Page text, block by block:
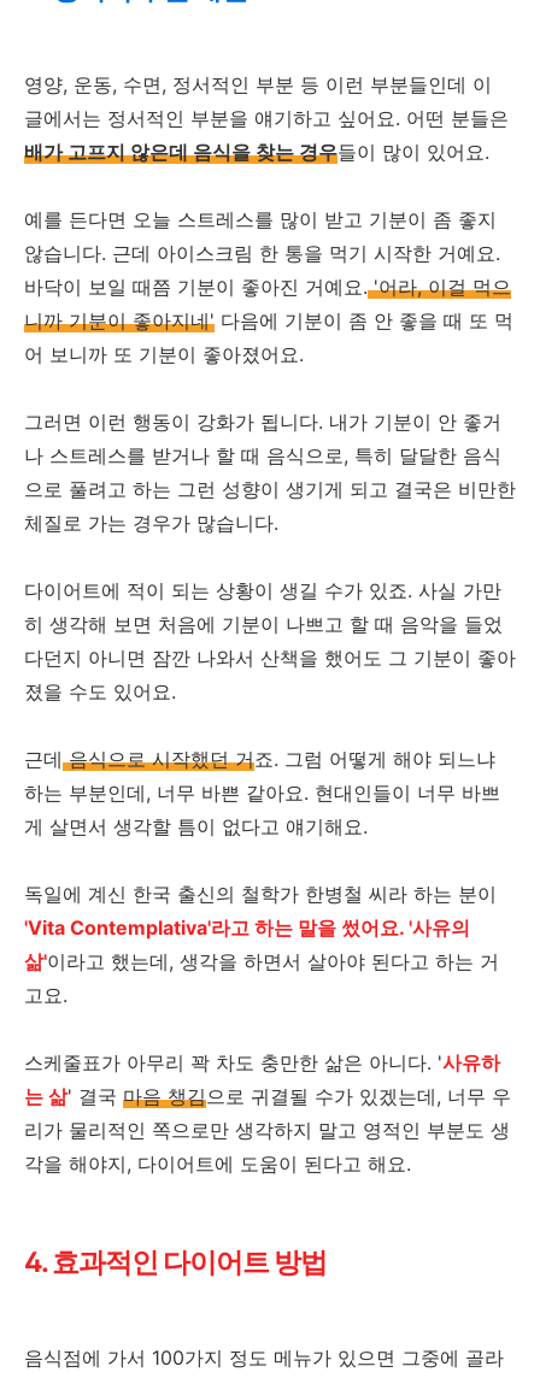
영양, 운동, 수면, 정서적인 부분 등 이런 부분들인데 이
글에서는 정서적인 부분을 얘기하고 싶어요. 어떤 분들은
배가 고프지 않은데 음식을 찾는 경우들이 많이 있어요.
예를 든다면 오늘 스트레스를 많이 받고 기분이 좀 좋지
않습니다. 근데 아이스크림 한 통을 먹기 시작한 거예요.
바닥이 보일 때쯤 기분이 좋아진 거예요.'어라, 이걸 먹으
니까 기분이 좋아지네' 다음에 기분이 좀 안 좋을 때 또 먹
어 보니까 또 기분이 좋아졌어요.
그러면 이런 행동이 강화가 됩니다. 내가 기분이 안 좋거
나 스트레스를 받거나 할 때 음식으로, 특히 달달한 음식
으로 풀려고 하는 그런 성향이 생기게 되고 결국은 비만한
체질로 가는 경우가 많습니다.
다이어트에 적이 되는 상황이 생길 수가 있죠. 사실 가만
히 생각해 보면 처음에 기분이 나쁘고 할 때 음악을 들었
다던지 아니면 잠깐 나와서 산책을 했어도 그 기분이 좋아
졌을 수도 있어요.
근데음식으로 시작했던 거죠. 그럼 어떻게 해야 되느냐
하는 부분인데, 너무 바쁜 같아요. 현대인들이 너무 바쁘
게 살면서 생각할 틈이 없다고 얘기해요.
독일에 계신 한국 출신의 철학가 한병철 씨라 하는 분이
'Vita Contemplativa'라고 하는 말을 썼어요. '사유의
삶'이라고 했는데, 생각을 하면서 살아야 된다고 하는 거
고요.
스케줄표가 아무리 꽉 차도 충만한 삶은 아니다. '사유하
는 삶' 결국 마음 챙김으로 귀결될 수가 있겠는데, 너무 우
리가 물리적인 쪽으로만 생각하지 말고 영적인 부분도 생
각을 해야지, 다이어트에 도움이 된다고 해요.
4. 효과적인 다이어트 방법
음식점에 가서 100가지 정도 메뉴가 있으면 그중에 골라